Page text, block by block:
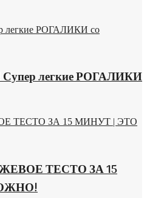
легкие РОГАЛИКИ со
Супер легкие РОГАЛИКИ
ТЕСТО ЗА 15 МИНУТ | ЭТО
ТЕСТО ЗА 15